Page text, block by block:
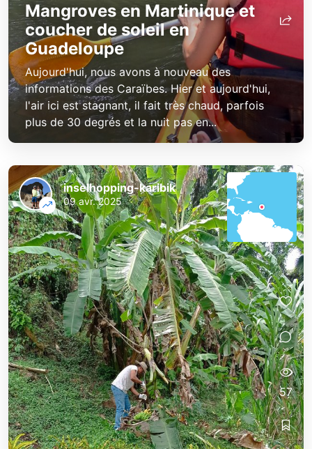
Mangroves en Martinique et
coucher de soleil en
Guadeloupe
Aujourd'hui, nous avons à nouveau des
informations des Caraïbes. Hier et aujourd'hui,
l'air ici est stagnant, il fait très chaud, parfois
plus de 30 degrés et la nuit pas en...
inselhopping-karibik
09 avr. 2025
57